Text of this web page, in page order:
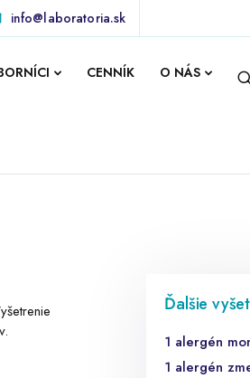
info@laboratoria.sk
CENNÍK O NÁS
Ďalšie
1 alergén
1 alergén